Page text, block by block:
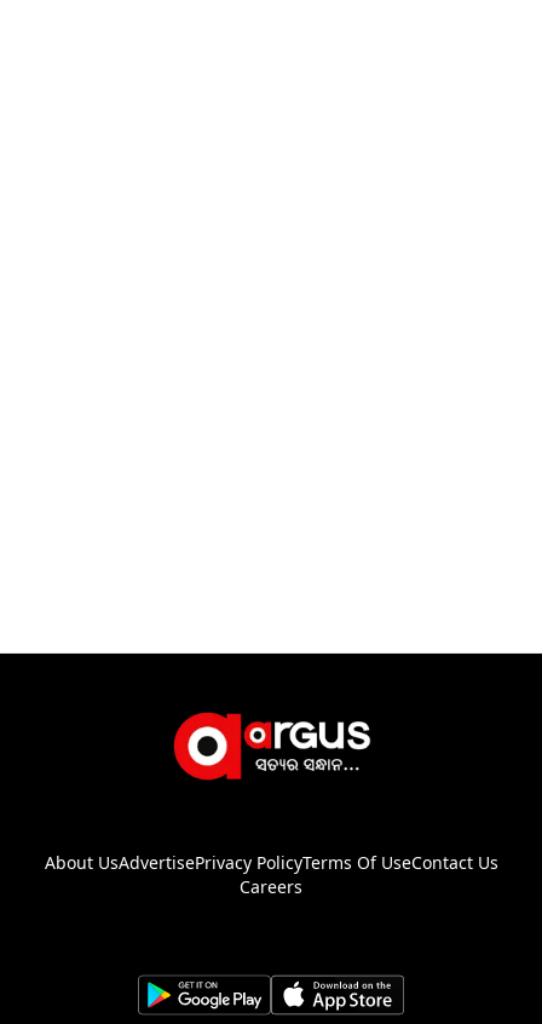
About UsAdvertisePrivacy PolicyTerms Of UseContact Us
Careers